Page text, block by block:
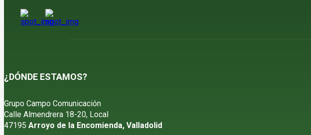
¿DÓNDE ESTAMOS?
Grupo Campo Comunicación
Calle Almendrera 18-20, Local
47195 Arroyo de la Encomienda, Valladolid